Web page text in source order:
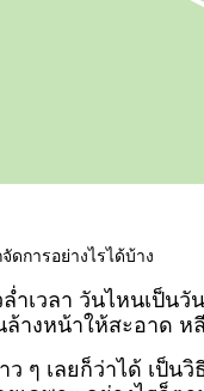
ดการอย่างไรได้บ้าง
ล่ำเวลา วันไหนเป็
างหน้าให้สะอาด
ว ๆ เลยก็ว่าได้ เ